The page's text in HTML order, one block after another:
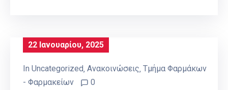
22 Ιανουαρίου, 2025
In Uncategorized‚ Ανακοινώσεις‚ Τμήμα Φαρμάκων
- Φαρμακείων
0